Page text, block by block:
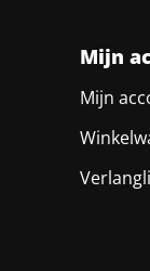
Mijn
Mijn